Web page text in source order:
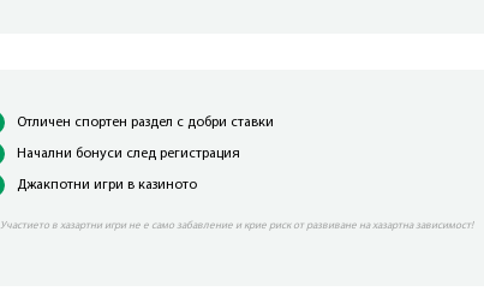
Отличен спортен раздел с добри ставки
Начални бонуси след регистрация
Джакпотни игри в казиното
Участието в хазартни игри не е само забавление и крие риск от развиване на хазартна зависимост!